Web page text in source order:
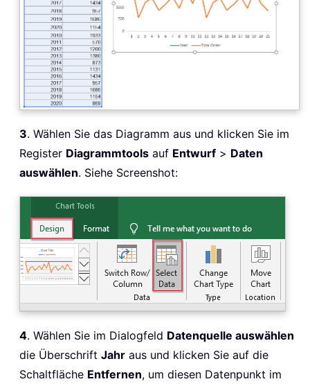
3. Wählen Sie das Diagramm aus und klicken Sie im
Register Diagrammtools auf Entwurf > Daten
auswählen. Siehe Screenshot:
4. Wählen Sie im Dialogfeld Datenquelle auswählen
die Überschrift Jahr aus und klicken Sie auf die
Schaltfläche Entfernen, um diesen Datenpunkt im